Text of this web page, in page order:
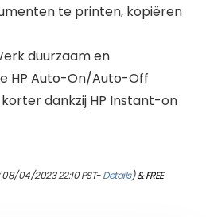
te printen, kopiëren
duurzaam en
HP Auto-On/Auto-Off
dankzij HP Instant-on
04/2023 22:10 PST-Details)&FREE